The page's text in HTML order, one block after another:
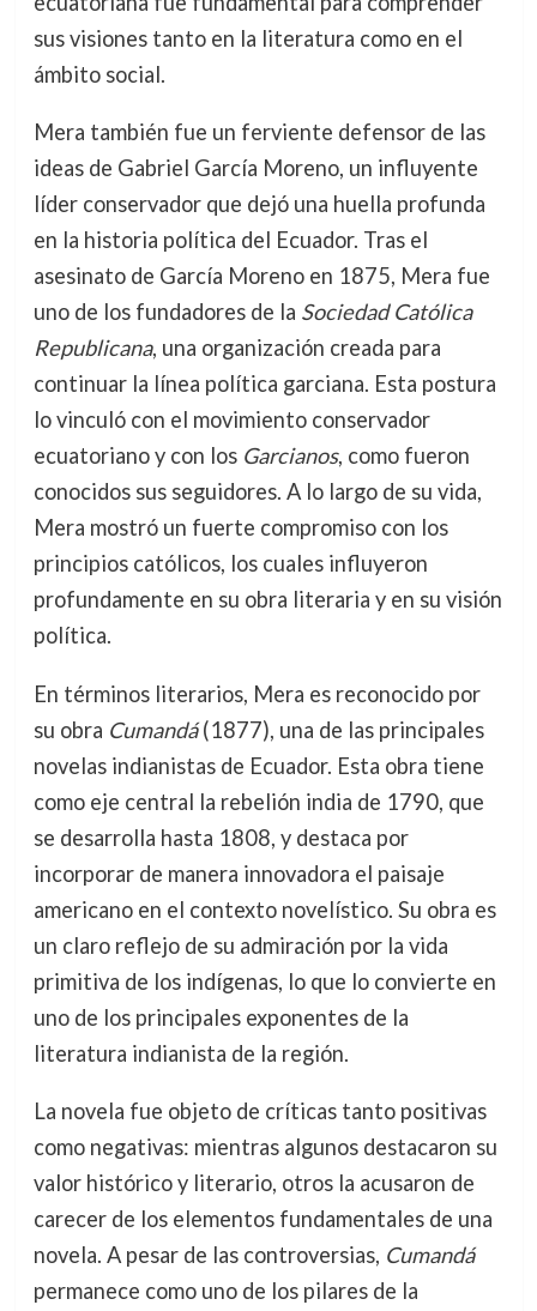
sus visiones tanto en la literatura como en el
ámbito social.
Mera también fue un ferviente defensor de las
ideas de Gabriel García Moreno, un influyente
líder conservador que dejó una huella profunda
en la historia política del Ecuador. Tras el
asesinato de García Moreno en 1875, Mera fue
uno de los fundadores de la Sociedad Católica
Republicana, una organización creada para
continuar la línea política garciana. Esta postura
lo vinculó con el movimiento conservador
ecuatoriano y con los Garcianos, como fueron
conocidos sus seguidores. A lo largo de su vida,
Mera mostró un fuerte compromiso con los
principios católicos, los cuales influyeron
profundamente en su obra literaria y en su visión
política.
En términos literarios, Mera es reconocido por
su obra Cumandá(1877), una de las principales
novelas indianistas de Ecuador. Esta obra tiene
como eje central la rebelión india de 1790, que
se desarrolla hasta 1808, y destaca por
incorporar de manera innovadora el paisaje
americano en el contexto novelístico. Su obra es
un claro reflejo de su admiración por la vida
primitiva de los indígenas, lo que lo convierte en
uno de los principales exponentes de la
literatura indianista de la región.
La novela fue objeto de críticas tanto positivas
como negativas: mientras algunos destacaron su
valor histórico y literario, otros la acusaron de
carecer de los elementos fundamentales de una
novela. A pesar de las controversias, Cumandá
permanece como uno de los pilares de la